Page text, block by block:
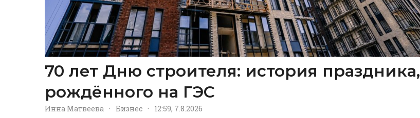
70 лет Дню строителя: история праздника,
рождённого на ГЭС
Инна Матвеева · Бизнес · 12:59, 7.8.2026